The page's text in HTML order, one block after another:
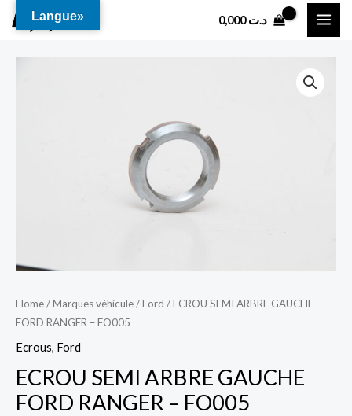
د.ت0,000
Home/Marques véhicule/Ford / ECROU SEMI ARBRE GAUCHE
FORD RANGER – FO005
Ecrous, Ford
ECROU SEMI ARBRE GAUCHE
FORD RANGER – FO005
Langue»